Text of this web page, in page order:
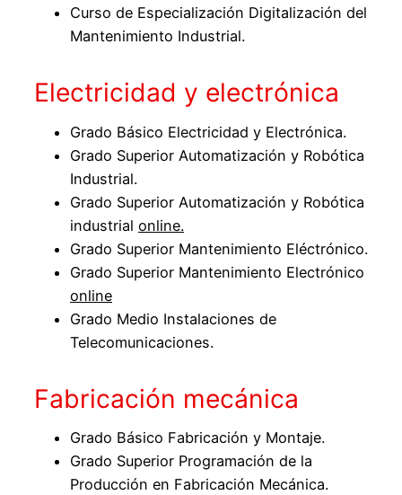
Curso de Especialización Digitalización del
Mantenimiento Industrial.
Electricidad y electrónica
Grado Básico Electricidad y Electrónica.
Grado Superior Automatización y Robótica
Industrial.
Grado Superior Automatización y Robótica
industrial online.
Grado Superior Mantenimiento Eléctrónico.
Grado Superior Mantenimiento Electrónico
online
Grado Medio Instalaciones de
Telecomunicaciones.
Fabricación mecánica
Grado Básico Fabricación y Montaje.
Grado Superior Programación de la
Producción en Fabricación Mecánica.